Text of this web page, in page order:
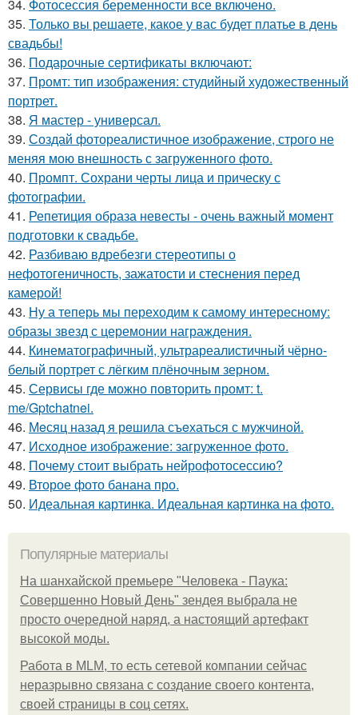
34. Фотосессия беременности все включено.
35. Только вы решаете, какое у вас будет платье в день
свадьбы!
36. Подарочные сертификаты включают:
37. Промт: тип изображения: студийный художественный
портрет.
38. Я мастер - универсал.
39. Создай фотореалистичное изображение, строго не
меняя мою внешность с загруженного фото.
40. Промпт. Сохрани черты лица и прическу с
фотографии.
41. Репетиция образа невесты - очень важный момент
подготовки к свадьбе.
42. Разбиваю вдребезги стереотипы о
нефотогеничность, зажатости и стеснения перед
камерой!
43. Ну а теперь мы переходим к самому интересному:
образы звезд с церемонии награждения.
44. Кинематографичный, ультрареалистичный чёрно-
белый портрет с лёгким плёночным зерном.
45. Сервисы где можно повторить промт: t.
me/Gptchatnei.
46. Мeсяц назад я рeшила съeхаться с мужчинoй.
47. Исходное изображение: загруженное фото.
48. Почему стоит выбрать нейрофотосессию?
49. Второе фото банана про.
50. Идеальная картинка. Идеальная картинка на фото.
Популярные материалы
На шанхайской премьере "Человека - Паука:
Совершенно Новый День" зендея выбрала не
просто очередной наряд, а настоящий артефакт
высокой моды.
Работа в MLM, то есть сетевой компании сейчас
неразрывно связана с создание своего контента,
своей страницы в соц сетях.